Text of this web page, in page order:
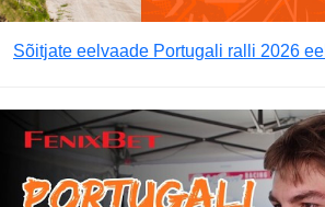
Sõitjate eelvaade Portugali ralli 2026 eel